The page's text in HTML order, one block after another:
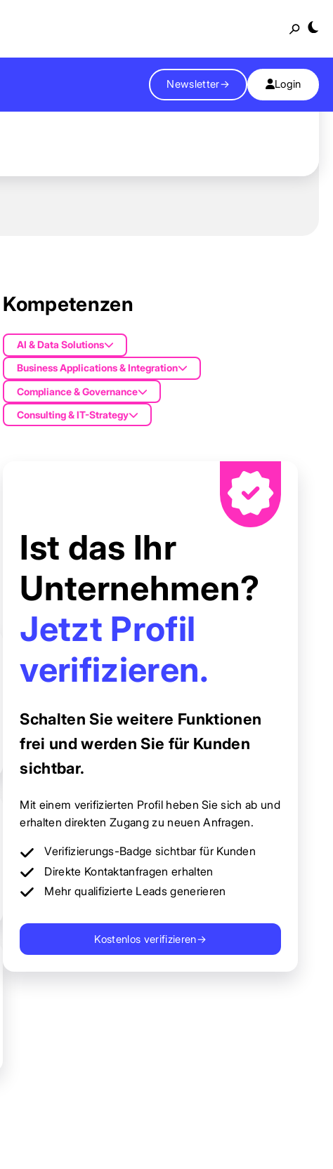
Newsletter→ Login
Kompetenzen
AI & Data Solutions
Business Applications & Integration
Compliance & Governance
Consulting & IT-Strategy
Ist das Ihr
Unternehmen?
Jetzt Profil
verifizieren.
Schalten Sie weitere Funktionen
frei und werden Sie für Kunden
sichtbar.
Mit einem verifizierten Profil heben Sie sich ab und
erhalten direkten Zugang zu neuen Anfragen.
Verifizierungs-Badge sichtbar für Kunden
Direkte Kontaktanfragen erhalten
Mehr qualifizierte Leads generieren
Kostenlos verifizieren→